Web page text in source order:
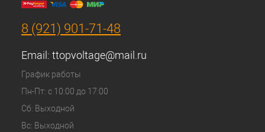
8 (921) 901-71-48
Email: ttopvoltage@mail.ru
График работы
Пн-Пт: с 10:00 до 17:00
Сб: Выходной
Вс: Выходной